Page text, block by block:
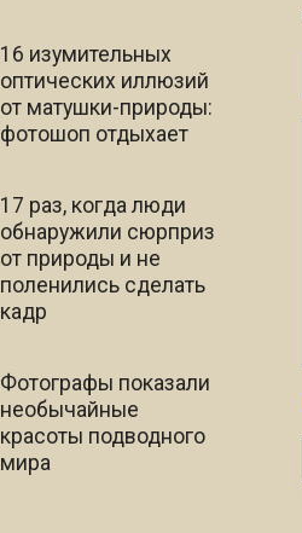
16 изумительных
оптических иллюзий
от матушки-природы:
фотошоп отдыхает
17 раз, когда люди
обнаружили сюрприз
от природы и не
поленились сделать
кадр
Фотографы показали
необычайные
красоты подводного
мира